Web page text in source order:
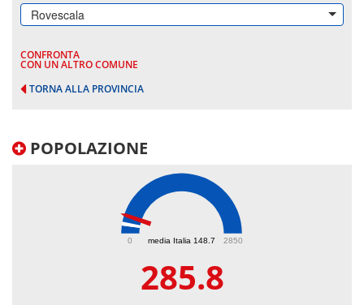
Rovescala
CONFRONTA
CON UN ALTRO COMUNE
TORNA ALLA PROVINCIA
POPOLAZIONE
media Italia 148.7
0 2850
285.8